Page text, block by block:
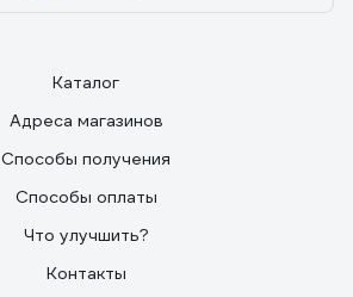
Каталог
Адреса магазинов
Способы получения
Способы оплаты
Что улучшить?
Контакты